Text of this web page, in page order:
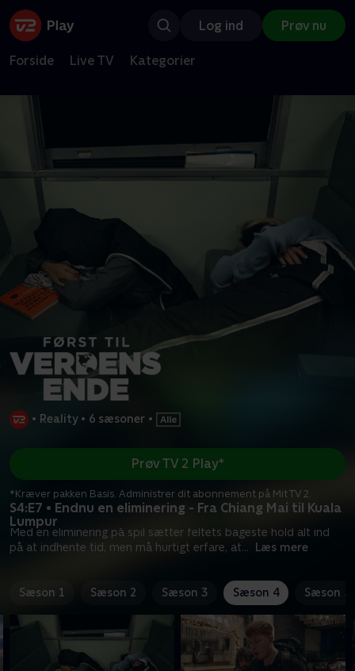
Log ind Prøv nu
Forside Live TV Kategorier
• Reality • 6 sæsoner •
S4:E7 • Endnu en eliminering - Fra Chiang Mai til Kuala
Lumpur
Med en eliminering på spil sætter feltets bageste hold alt ind
på at indhente tid, men må hurtigt erfare, at... Læs mere
Prøv TV 2 Play*
*Kræver pakken Basis. Administrer dit abonnement på Mit TV 2.
Sæson 1 Sæson 2 Sæson 3 Sæson 4 Sæson 5